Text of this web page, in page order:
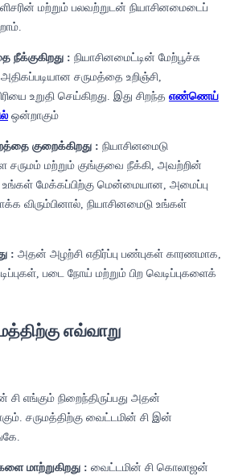
மற்றும் பலவற்றுடன் நியாசினமைடைப்
நீக்குகிறது : நியாசினமைட்டின் மேற்பூச்சு
சருமத்தை உறிஞ்சி,
உறுதி செய்கிறது. இது சிறந்த எண்ணெய்
ஒன்றாகும்
குறைக்கிறது : நியாசினமைடு
மற்றும் குங்குவை நீக்கி, அவற்றின்
மேக்கப்பிற்கு மென்மையான, அமைப்பு
விரும்பினால், நியாசினமைடு உங்கள்
: அதன் அழற்சி எதிர்ப்பு பண்புகள் காரணமாக,
படை நோய் மற்றும் பிற வெடிப்புகளைக்
எவ்வாறு
சி எங்கும் நிறைந்திருப்பது அதன்
சருமத்திற்கு வைட்டமின் சி இன்
மாற்றுகிறது : வைட்டமின் சி கொலாஜன்